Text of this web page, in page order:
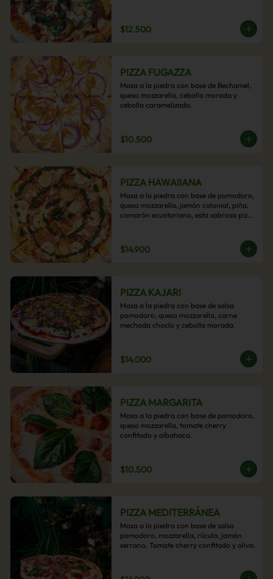
$12.500
PIZZA FUGAZZA
Masa a la piedra con base de Bechamel,
queso mozzarella, cebolla morada y
cebolla caramelizada.
$10.500
PIZZA HAWAIIANA
Masa a la piedra con base de pomodoro,
queso mozzarella, jamón colonial, piña,
camarón ecuatoriano, esta sabrosa pizza
$14.900
PIZZA KAJARI
Masa a la piedra con base de salsa
pomodoro, queso mozzarella, carne
mechada choclo y cebolla morada.
$14.000
PIZZA MARGARITA
Masa a la piedra con base de pomodoro,
queso mozzarella, tomate cherry
confitado y albahaca.
$10.500
PIZZA MEDITERRÁNEA
Masa a la piedra con base de salsa
pomodoro, mozzarella, rúcula, jamón
serrano. Tomate cherry confitado y oliva.